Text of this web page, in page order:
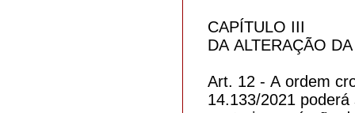
CAPÍTULO III
DA ALTERAÇÃO
Art. 12 - A ordem
14.133/2021